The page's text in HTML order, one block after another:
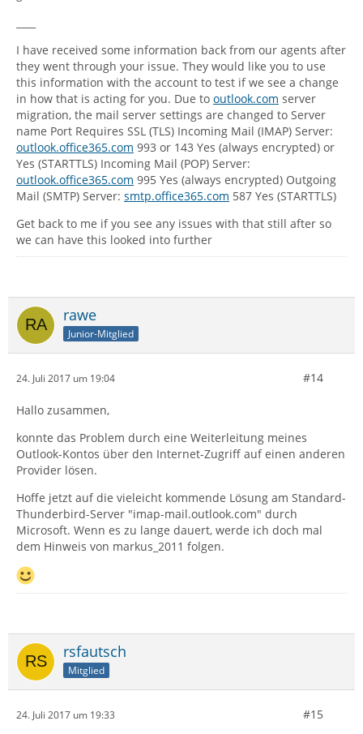
I have received some information back from our agents after
they went through your issue. They would like you to use
this information with the account to test if we see a change
in how that is acting for you. Due to outlook.com server
migration, the mail server settings are changed to Server
name Port Requires SSL (TLS) Incoming Mail (IMAP) Server:
outlook.office365.com 993 or 143 Yes (always encrypted) or
Yes (STARTTLS) Incoming Mail (POP) Server:
outlook.office365.com 995 Yes (always encrypted) Outgoing
Mail (SMTP) Server: smtp.office365.com 587 Yes (STARTTLS)
Get back to me if you see any issues with that still after so
we can have this looked into further
rawe
Junior-Mitglied
24. Juli 2017 um 19:04 #14
Hallo zusammen,
konnte das Problem durch eine Weiterleitung meines
Outlook-Kontos über den Internet-Zugriff auf einen anderen
Provider lösen.
Hoffe jetzt auf die vieleicht kommende Lösung am Standard-
Thunderbird-Server "imap-mail.outlook.com" durch
Microsoft. Wenn es zu lange dauert, werde ich doch mal
dem Hinweis von markus_2011 folgen.
rsfautsch
Mitglied
24. Juli 2017 um 19:33 #15